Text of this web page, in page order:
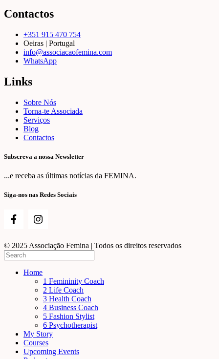
Contactos
+351 915 470 754
Oeiras | Portugal
info@associacaofemina.com
WhatsApp
Links
Sobre Nós
Torna-te Associada
Serviços
Blog
Contactos
Subscreva a nossa Newsletter
...e receba as últimas notícias da FEMINA.
Siga-nos nas Redes Sociais
© 2025 Associação Femina | Todos os direitos reservados
Home
1 Femininity Coach
2 Life Coach
3 Health Coach
4 Business Coach
5 Fashion Stylist
6 Psychotherapist
My Story
Courses
Upcoming Events